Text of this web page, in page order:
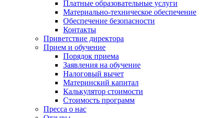
Платные образовательные услуги
Материально-техническое обеспечение
Обеспечение безопасности
Контакты
Приветствие директора
Прием и обучение
Порядок приема
Заявления на обучение
Налоговый вычет
Материнский капитал
Калькулятор стоимости
Стоимость программ
Пресса о нас